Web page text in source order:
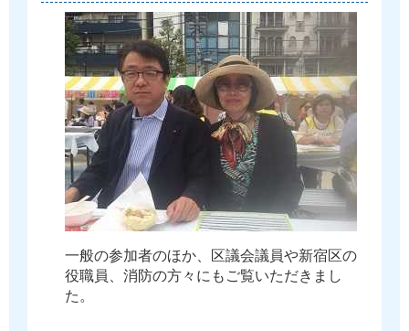
一般の参加者のほか 区議会議 員や新宿区の
役職員 消防の方々 に も ご覧いただき ま し
た 。